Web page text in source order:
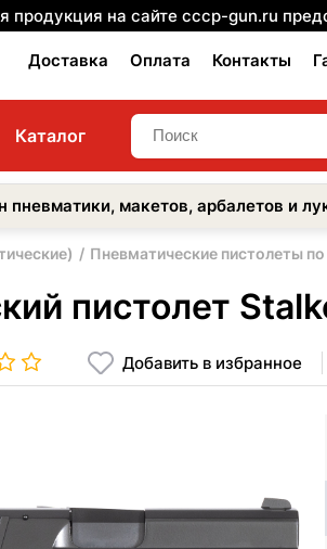
продукция на сайте cccp-gun.ru
Доставка Оплата Контакты
Каталог
пневматики, макетов, арбалетов и
Пневматические пистолеты
пистолет
Добавить в избранное